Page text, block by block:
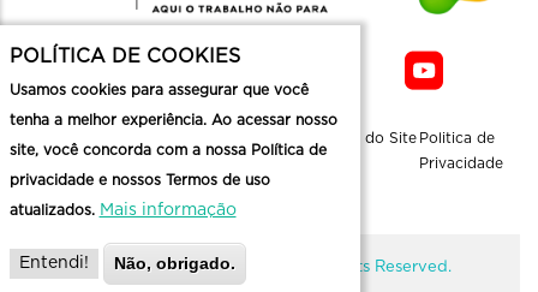
Mapa do Site Politica de
Privacidade
@ Copyright Belotur 2026. All Rights Reserved.
POLÍTICA DE COOKIES
Usamos cookies para assegurar que você
tenha a melhor experiência. Ao acessar nosso
site, você concorda com a nossa Política de
privacidade e nossos Termos de uso
atualizados. Mais informação
Entendi! Não, obrigado.